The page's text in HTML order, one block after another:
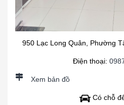
950 Lạc Long Quân, Phường
Điện thoại:
Xem bản đồ
Có chỗ